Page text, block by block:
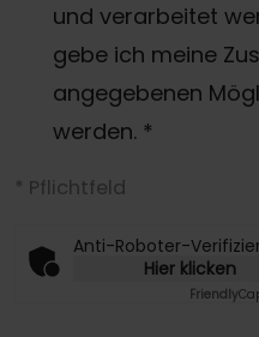
und verarbeitet
gebe ich meine
angegebenen
werden. *
* Pflichtfeld
Anti-Roboter-
Hier klicken
Friendly